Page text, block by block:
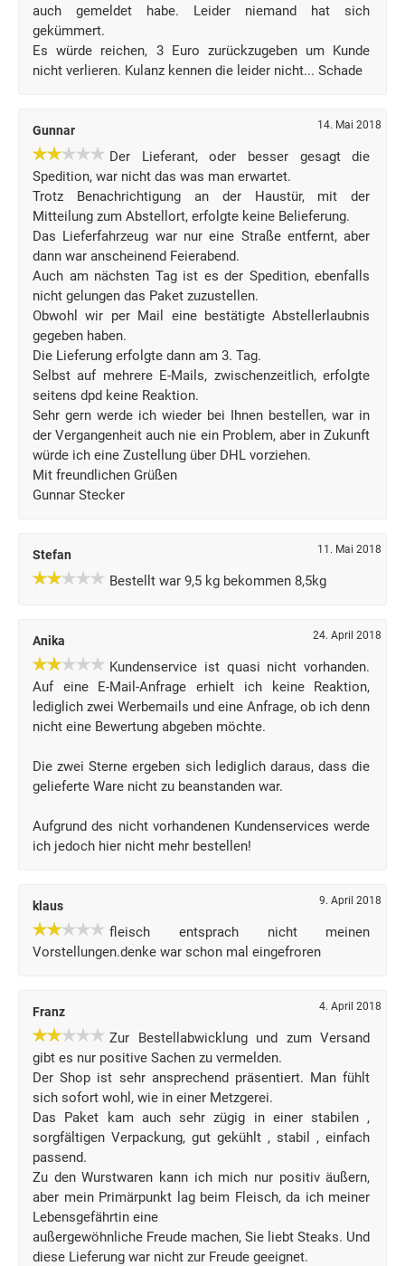
auch gemeldet habe. Leider niemand hat sich
gekümmert.
Es würde reichen, 3 Euro zurückzugeben um Kunde
nicht verlieren. Kulanz kennen die leider nicht... Schade
Gunnar 14. Mai 2018
Der Lieferant, oder besser gesagt die
Spedition, war nicht das was man erwartet.
Trotz Benachrichtigung an der Haustür, mit der
Mitteilung zum Abstellort, erfolgte keine Belieferung.
Das Lieferfahrzeug war nur eine Straße entfernt, aber
dann war anscheinend Feierabend.
Auch am nächsten Tag ist es der Spedition, ebenfalls
nicht gelungen das Paket zuzustellen.
Obwohl wir per Mail eine bestätigte Abstellerlaubnis
gegeben haben.
Die Lieferung erfolgte dann am 3. Tag.
Selbst auf mehrere E-Mails, zwischenzeitlich, erfolgte
seitens dpd keine Reaktion.
Sehr gern werde ich wieder bei Ihnen bestellen, war in
der Vergangenheit auch nie ein Problem, aber in Zukunft
würde ich eine Zustellung über DHL vorziehen.
Mit freundlichen Grüßen
Gunnar Stecker
Stefan 11. Mai 2018
Bestellt war 9,5 kg bekommen 8,5kg
Anika 24. April 2018
Kundenservice ist quasi nicht vorhanden.
Auf eine E-Mail-Anfrage erhielt ich keine Reaktion,
lediglich zwei Werbemails und eine Anfrage, ob ich denn
nicht eine Bewertung abgeben möchte.
Die zwei Sterne ergeben sich lediglich daraus, dass die
gelieferte Ware nicht zu beanstanden war.
Aufgrund des nicht vorhandenen Kundenservices werde
ich jedoch hier nicht mehr bestellen!
klaus 9. April 2018
fleisch entsprach nicht meinen
Vorstellungen.denke war schon mal eingefroren
Franz 4. April 2018
Zur Bestellabwicklung und zum Versand
gibt es nur positive Sachen zu vermelden.
Der Shop ist sehr ansprechend präsentiert. Man fühlt
sich sofort wohl, wie in einer Metzgerei.
Das Paket kam auch sehr zügig in einer stabilen ,
sorgfältigen Verpackung, gut gekühlt , stabil , einfach
passend.
Zu den Wurstwaren kann ich mich nur positiv äußern,
aber mein Primärpunkt lag beim Fleisch, da ich meiner
Lebensgefährtin eine
außergewöhnliche Freude machen, Sie liebt Steaks. Und
diese Lieferung war nicht zur Freude geeignet.